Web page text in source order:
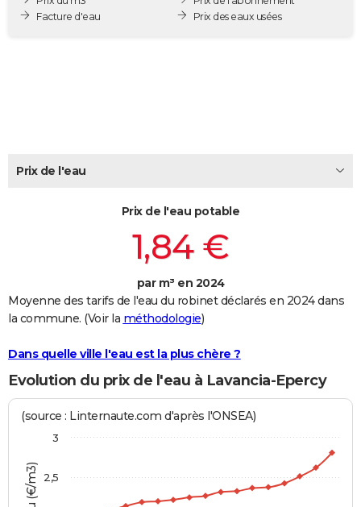
Destinations
City break
Voyage nature
Voyage de noces
Forum
Climat
PHOTO
Dictionnaire
Biographies
Citations
Expressions
Proverbes
Bricolage
Lifestyle
Culture
Sport
Auto
Television
Voyage
Cinema
Facture d'eau
Prix des eaux usées
Prix de l'eau
Prix de l'eau potable
1,84 €
par m³ en 2024
Moyenne des tarifs de l'eau du robinet déclarés en 2024 dans
la commune. (Voir la méthodologie)
Dans quelle ville l'eau est la plus chère ?
Evolution du prix de l'eau à Lavancia-Epercy
(source : Linternaute.com d'après l'ONSEA)
2,5
3